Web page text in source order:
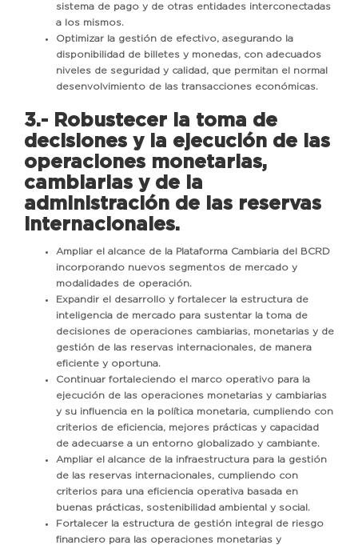
sistema de pago y de otras entidades interconectadas
a los mismos.
Optimizar la gestión de efectivo, asegurando la
disponibilidad de billetes y monedas, con adecuados
niveles de seguridad y calidad, que permitan el normal
desenvolvimiento de las transacciones económicas.
3.- Robustecer la toma de
decisiones y la ejecución de las
operaciones monetarias,
cambiarias y de la
administración de las reservas
internacionales.
Ampliar el alcance de la Plataforma Cambiaria del BCRD
incorporando nuevos segmentos de mercado y
modalidades de operación.
Expandir el desarrollo y fortalecer la estructura de
inteligencia de mercado para sustentar la toma de
decisiones de operaciones cambiarias, monetarias y de
gestión de las reservas internacionales, de manera
eficiente y oportuna.
Continuar fortaleciendo el marco operativo para la
ejecución de las operaciones monetarias y cambiarias
y su influencia en la política monetaria, cumpliendo con
criterios de eficiencia, mejores prácticas y capacidad
de adecuarse a un entorno globalizado y cambiante.
Ampliar el alcance de la infraestructura para la gestión
de las reservas internacionales, cumpliendo con
criterios para una eficiencia operativa basada en
buenas prácticas, sostenibilidad ambiental y social.
Fortalecer la estructura de gestión integral de riesgo
financiero para las operaciones monetarias y